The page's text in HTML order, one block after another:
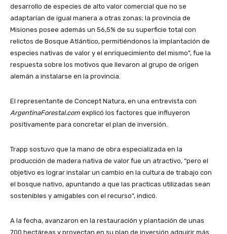
desarrollo de especies de alto valor comercial que no se
adaptarían de igual manera a otras zonas; la provincia de
Misiones posee además un 56,5% de su superficie total con
relictos de Bosque Atlántico, permitiéndonos la implantación de
especies nativas de valor y el enriquecimiento del mismo”, fue la
respuesta sobre los motivos que llevaron al grupo de origen
alemán a instalarse en la provincia.
El representante de Concept Natura, en una entrevista con
ArgentinaForestal.com explicó los factores que influyeron
positivamente para concretar el plan de inversión.
Trapp sostuvo que la mano de obra especializada en la
producción de madera nativa de valor fue un atractivo, “pero el
objetivo es lograr instalar un cambio en la cultura de trabajo con
el bosque nativo, apuntando a que las practicas utilizadas sean
sostenibles y amigables con el recurso”, indicó.
A la fecha, avanzaron en la restauración y plantación de unas
700 hectáreas y proyectan en su plan de inversión adquirir más